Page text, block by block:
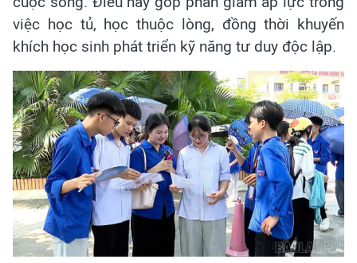
việc học tủ, học thuộc lòng, đồng thời khuyến
khích học sinh phát triển kỹ năng tư duy độc lập.